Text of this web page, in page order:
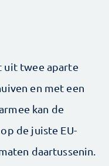
uit twee aparte
en met een
kan de
de juiste EU-
daartussenin.